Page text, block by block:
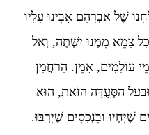
שֶׁל אַבְרָהָם אָבִינוּ עָלָיו
צָמֵא מִמֶּנּוּ יִשְׁתֶּה, וְאַל
עוֹלָמִים, אָמֵן. הָרַחֲמָן
הַסְּעֻדָּה הַזֹּאת, הוּא
שֶׁיִּחְיוּ וּבִנְכָסִים שֶׁיִּרְבּוּ.